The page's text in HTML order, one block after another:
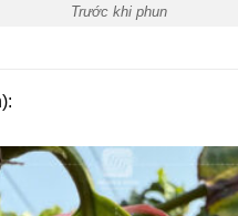
Trước khi phun